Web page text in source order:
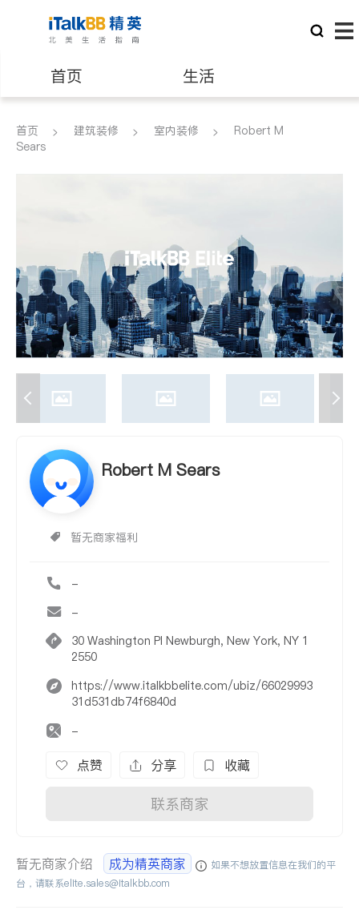
首页 生活
医生 律师
养老 非盈利组织
首页 建筑装修 室内装修
Robert M
Sears
Robert M Sears
暂无商家福利
-
-
30 Washington Pl Newburgh, New York, NY 1
2550
https://www.italkbbelite.com/ubiz/66029993
31d531db74f6840d
-
点赞 分享 收藏
联系商家
暂无商家介绍 成为精英商家
如果不想放置信息在我们的平
台，请联系elite.sales@italkbb.com